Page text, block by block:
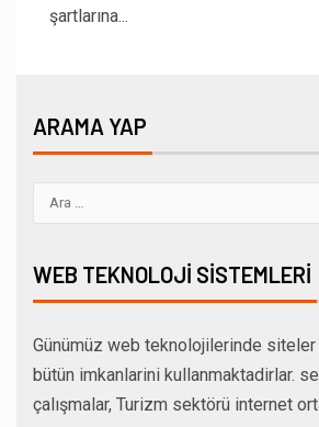
şartlarına...
ARAMA YAP
WEB TEKNOLOJI SISTEMLERI
Günümüz web teknolojilerinde
bütün imkanlarini kullanmaktadirlar.
çalışmalar, Turizm sektörü internet